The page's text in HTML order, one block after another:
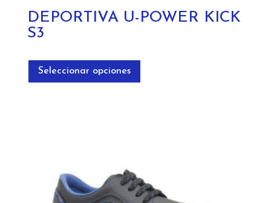
DEPORTIVA U-POWER KICK
S3
Seleccionar opciones
elegir
en